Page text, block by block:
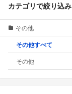
カテゴリで絞り込み
その他
その他すべて
その他